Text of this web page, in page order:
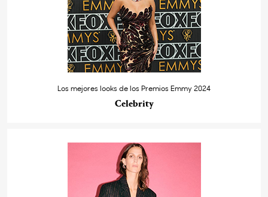
Los mejores looks de los Premios Emmy 2024
Celebrity